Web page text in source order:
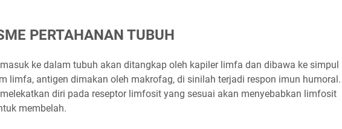
PERTAHANAN TUBUH
ke dalam tubuh akan ditangkap oleh kapiler limfa dan dibawa ke simpul
limfa, antigen dimakan oleh makrofag, di sinilah terjadi respon imun humoral.
diri pada reseptor limfosit yang sesuai akan menyebabkan limfosit
membelah.